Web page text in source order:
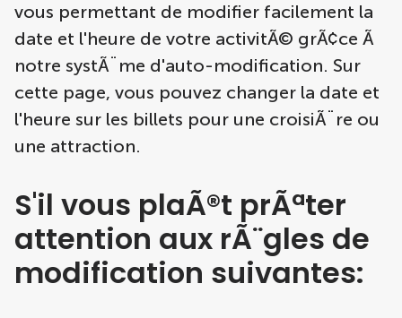
vous permettant de modifier facilement la
date et l'heure de votre activitÃ© grÃ¢ce Ã
notre systÃ¨me d'auto-modification. Sur
cette page, vous pouvez changer la date et
l'heure sur les billets pour une croisiÃ¨re ou
une attraction.
S'il vous plaÃ®t prÃªter
attention aux rÃ¨gles de
modification suivantes: